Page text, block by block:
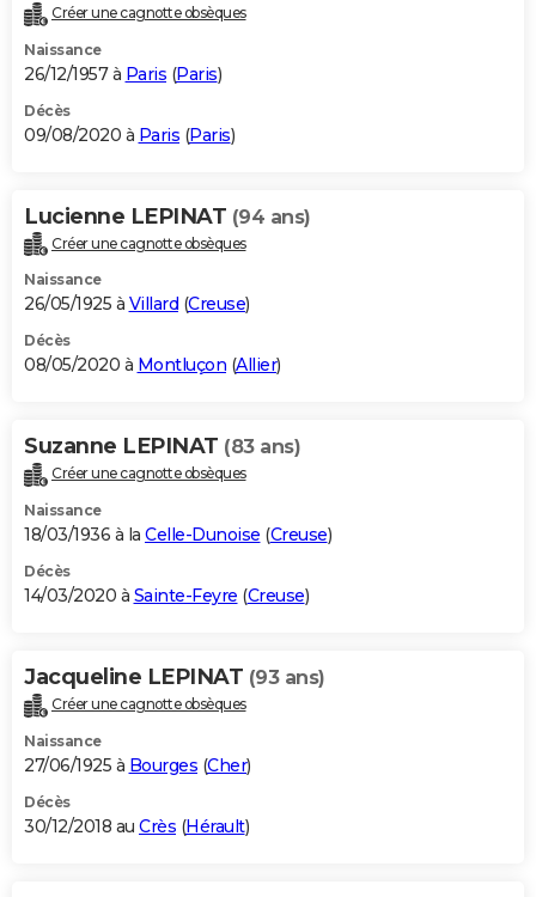
Créer une cagnotte obsèques
Naissance
26/12/1957 à Paris (Paris)
Décès
09/08/2020 à Paris (Paris)
Lucienne LEPINAT (94 ans)
Créer une cagnotte obsèques
Naissance
26/05/1925 à Villard (Creuse)
Décès
08/05/2020 à Montluçon (Allier)
Suzanne LEPINAT (83 ans)
Créer une cagnotte obsèques
Naissance
18/03/1936 à la Celle-Dunoise (Creuse)
Décès
14/03/2020 à Sainte-Feyre (Creuse)
Jacqueline LEPINAT (93 ans)
Créer une cagnotte obsèques
Naissance
27/06/1925 à Bourges (Cher)
Décès
30/12/2018 au Crès (Hérault)